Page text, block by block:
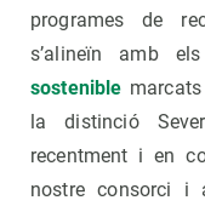
programes de
s’alineïn amb els
sostenible
la distinció
recentment i en
nostre consorci i